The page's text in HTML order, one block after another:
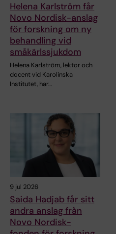
Helena Karlström får
Novo Nordisk-anslag
för forskning om ny
behandling vid
småkärlssjukdom
Helena Karlström, lektor och
docent vid Karolinska
Institutet, har…
9 jul 2026
Saida Hadjab får sitt
andra anslag från
Novo Nordisk-